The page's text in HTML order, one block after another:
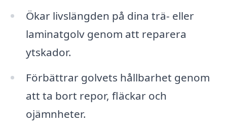
Ökar livslängden på dina trä- eller
laminatgolv genom att reparera
ytskador.
Förbättrar golvets hållbarhet genom
att ta bort repor, fläckar och
ojämnheter.